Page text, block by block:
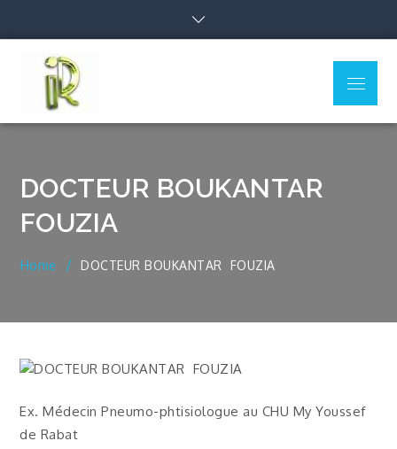
content
Clinique IbnrochdMenu
DOCTEUR BOUKANTAR
FOUZIA
Home DOCTEUR BOUKANTAR FOUZIA
Ex. Médecin Pneumo-phtisiologue au CHU My Youssef
de Rabat